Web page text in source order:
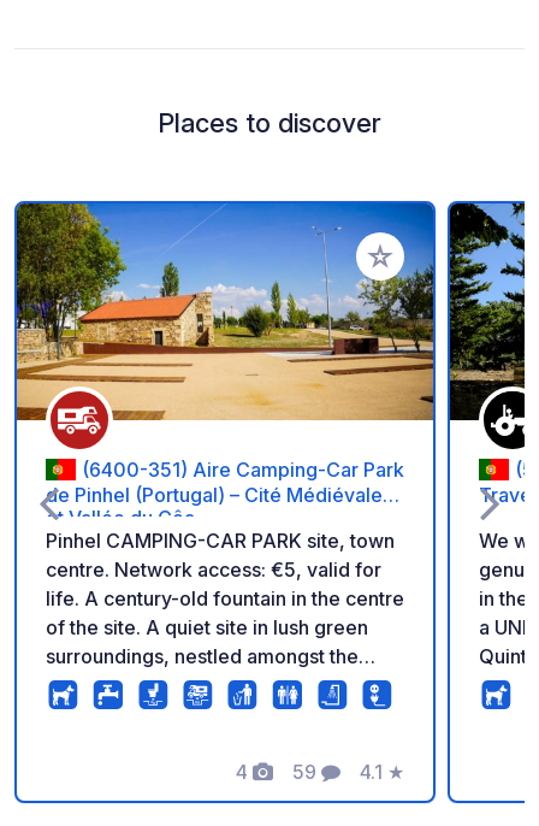
Places to discover
Add to your
(6400-351) Aire Camping-Car Park
de Pinhel (Portugal) – Cité Médiévale
et Vallée du Côa.
Pinhel CAMPING-CAR PARK site, town
centre. Network access: €5, valid for
life. A century-old fountain in the centre
of the site. A quiet site in lush green
surroundings, nestled amongst the
vineyards. The town park and local
shops are within walking distance. For
4
Photos
59
Comments
4.1
Rating
★
We
in the
a
5 km
wine
soil.